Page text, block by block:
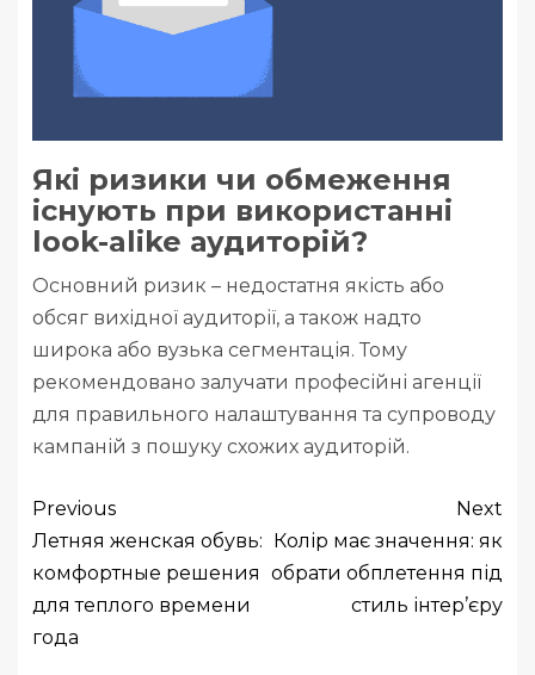
Які ризики чи обмеження
існують при використанні
look-alike аудиторій?
Основний ризик – недостатня якість або
обсяг вихідної аудиторії, а також надто
широка або вузька сегментація. Тому
рекомендовано залучати професійні агенції
для правильного налаштування та супроводу
кампаній з пошуку схожих аудиторій.
Previous
Летняя женская обувь:
комфортные решения
для теплого времени
года
Next
Колір має значення: як
обрати обплетення під
стиль інтер’єру